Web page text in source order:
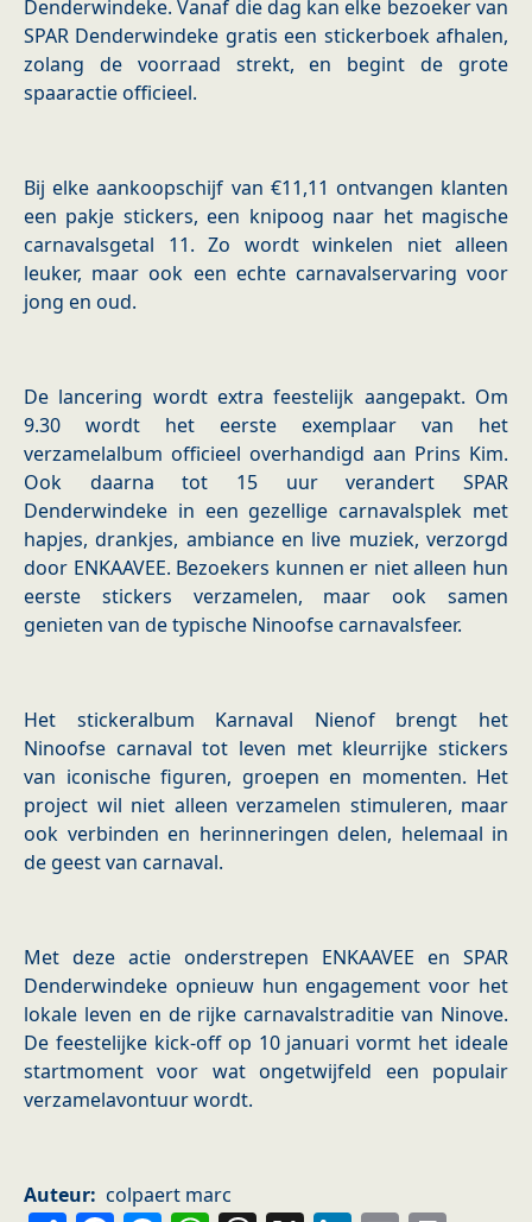
Denderwindeke. Vanaf die dag kan elke bezoeker van
SPAR Denderwindeke gratis een stickerboek afhalen,
zolang de voorraad strekt, en begint de grote
spaaractie officieel.
Bij elke aankoopschijf van €11,11 ontvangen klanten
een pakje stickers, een knipoog naar het magische
carnavalsgetal 11. Zo wordt winkelen niet alleen
leuker, maar ook een echte carnavalservaring voor
jong en oud.
De lancering wordt extra feestelijk aangepakt. Om
9.30 wordt het eerste exemplaar van het
verzamelalbum officieel overhandigd aan Prins Kim.
Ook daarna tot 15 uur verandert SPAR
Denderwindeke in een gezellige carnavalsplek met
hapjes, drankjes, ambiance en live muziek, verzorgd
door ENKAAVEE. Bezoekers kunnen er niet alleen hun
eerste stickers verzamelen, maar ook samen
genieten van de typische Ninoofse carnavalsfeer.
Het stickeralbum Karnaval Nienof brengt het
Ninoofse carnaval tot leven met kleurrijke stickers
van iconische figuren, groepen en momenten. Het
project wil niet alleen verzamelen stimuleren, maar
ook verbinden en herinneringen delen, helemaal in
de geest van carnaval.
Met deze actie onderstrepen ENKAAVEE en SPAR
Denderwindeke opnieuw hun engagement voor het
lokale leven en de rijke carnavalstraditie van Ninove.
De feestelijke kick-off op 10 januari vormt het ideale
startmoment voor wat ongetwijfeld een populair
verzamelavontuur wordt.
Auteur colpaert marc